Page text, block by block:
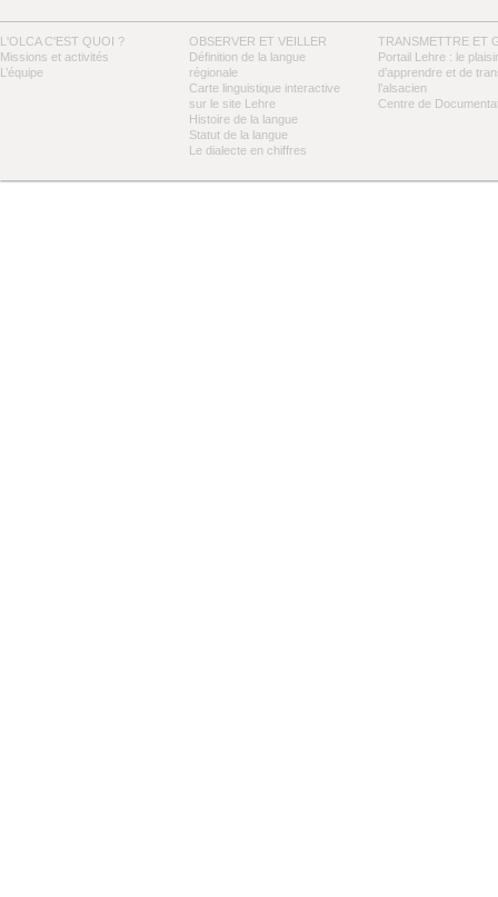
L'OLCA C'EST QUOI ?
Missions et activités
L’équipe
OBSERVER ET VEILLER
Définition de la langue
régionale
Carte linguistique interactive
sur le site Lehre
Histoire de la langue
Statut de la langue
Le dialecte en chiffres
TRANSMETTRE ET
Portail Lehre : le plaisir
d’apprendre et de
l’alsacien
Centre de